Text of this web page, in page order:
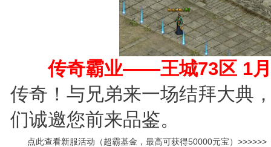
传奇霸业——王城73区 1
传奇！与兄弟来一场结拜大典
们诚邀您前来品鉴。
点此查看新服活动（超霸基金，最高可获得50000元宝）>>>>>>